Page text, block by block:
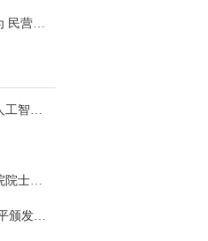
习近平：民营经济发展前景广阔大有可为 民营企业和民营企业家大显身手正当其时
习近平出席2026世界人工智能大会暨人工智能全球治理高级别会议开幕式并发表主旨讲话
习近平出席国家科学技术奖励大会两院院士大会中国科协第十一次全国代表大会并发表重要讲话
中央军委举行晋升上将军衔仪式 习近平颁发命令状并向晋衔的军官表示祝贺